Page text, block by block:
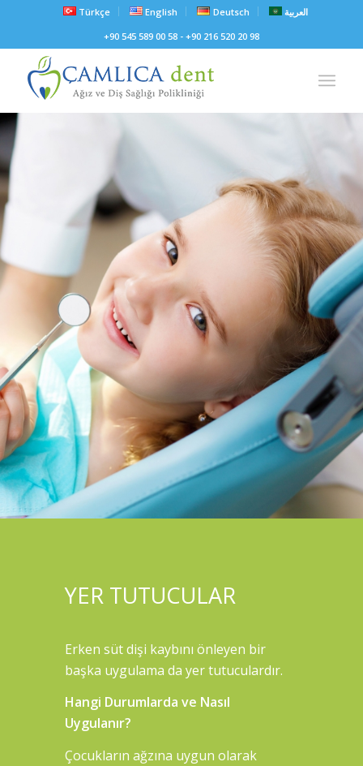
Türkçe English Deutsch
العربية
+90 545 589 00 58 - +90 216 520 20 98
YER TUTUCULAR
Erken süt dişi kaybını önleyen bir
başka uygulama da yer tutuculardır.
Hangi Durumlarda ve Nasıl
Uygulanır?
Çocukların ağzına uygun olarak